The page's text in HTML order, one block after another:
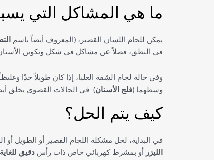
ما هي المشاكل التي
يمكن للجام اللسان القصير، (المعروف أيضاً باسم
في النطق، فضلاً عن مشاكل في شكل وتكوين
وفي حالة لجام الشفة العليا، إذا كان طويلاً جدًا
وسطهما (فلج الأسنان). في الحالات القصوى يخلق
كيف يتم الحل؟
في البداية، لحل مشكلة اللجام القصير أو الطويل أو
الليزر أو بمشرط كهربائي خاص ذات رأس دقيق للغاية